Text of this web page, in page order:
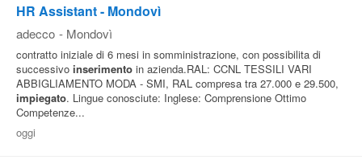
HR Assistant - Mondovì
adecco - Mondovì
contratto iniziale di 6 mesi in somministrazione, con possibilita di
successivo inserimento in azienda.RAL: CCNL TESSILI VARI
ABBIGLIAMENTO MODA - SMI, RAL compresa tra 27.000 e 29.500,
impiegato. Lingue conosciute: Inglese: Comprensione Ottimo
Competenze...
oggi